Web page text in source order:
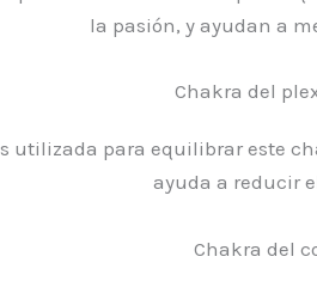
la pasión, y ayudan a
Chakra del
utilizada para equilibrar este
ayuda a reducir
Chakra del